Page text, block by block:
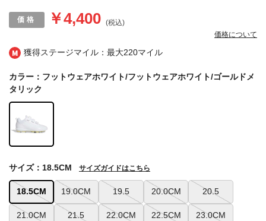
獲得ステージマイル：最大220マイル
￥4,400 (税込)
価格について
カラー：フットウェアホワイト/フットウェアホワイト/ゴールドメ
タリック
18.5CM 19.0CM 19.5 20.0CM 20.5
21.0CM 21.5 22.0CM 22.5CM 23.0CM
サイズ：18.5CM サイズガイドはこちら